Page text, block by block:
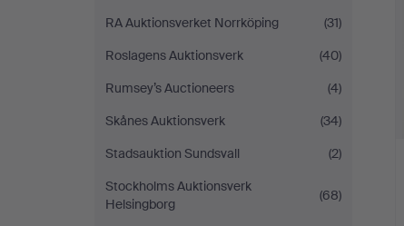
RA Auktionsverket Norrköping
(31)
Roslagens Auktionsverk
(40)
Rumsey’s Auctioneers
(4)
Skånes Auktionsverk
(34)
Stadsauktion Sundsvall
(2)
Stockholms Auktionsverk
Helsingborg
(68)